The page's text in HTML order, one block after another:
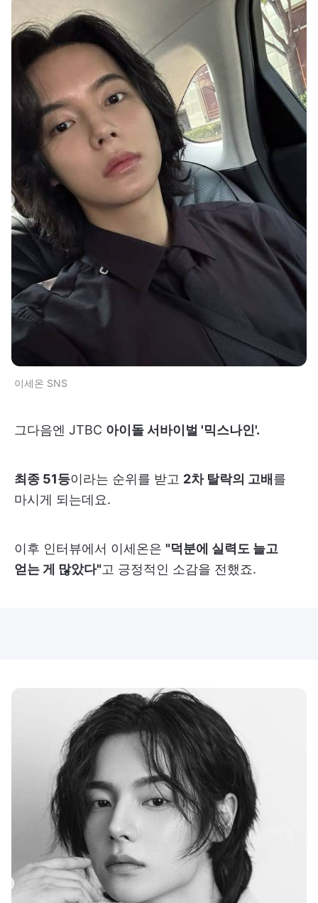
이세온 SNS
그다음엔 JTBC 아이돌 서바이벌 '믹스나인'.
최종 51등이라는 순위를 받고 2차 탈락의 고배를
마시게 되는데요.
이후 인터뷰에서 이세온은 "덕분에 실력도 늘고
얻는 게 많았다"고 긍정적인 소감을 전했죠.